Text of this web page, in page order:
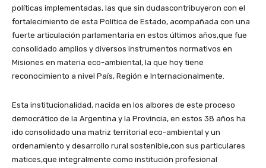
políticas implementadas, las que sin dudascontribuyeron con el
fortalecimiento de esta Política de Estado, acompañada con una
fuerte articulación parlamentaria en estos últimos años,que fue
consolidado amplios y diversos instrumentos normativos en
Misiones en materia eco-ambiental, la que hoy tiene
reconocimiento a nivel País, Región e Internacionalmente.
Esta institucionalidad, nacida en los albores de este proceso
democrático de la Argentina y la Provincia, en estos 38 años ha
ido consolidado una matriz territorial eco-ambiental y un
ordenamiento y desarrollo rural sostenible,con sus particulares
matices,que integralmente como institución profesional